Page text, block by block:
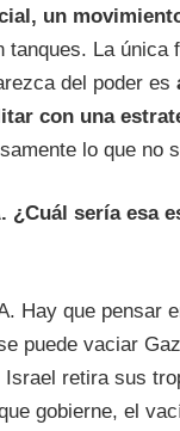
un
tanques. La única
del poder es
con una
lo que no
¿Cuál sería esa
Hay que pensar
puede vaciar
Israel retira sus
gobierne, el